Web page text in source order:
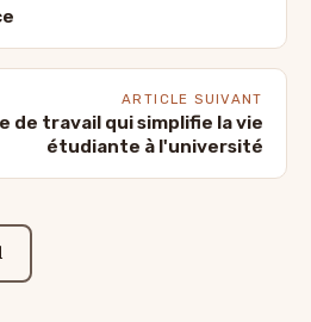
ARTICLE SUIVANT
de travail qui simplifie la vie
étudiante à l'université